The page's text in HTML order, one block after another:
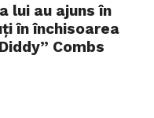
lui au ajuns în
în închisoarea
Combs